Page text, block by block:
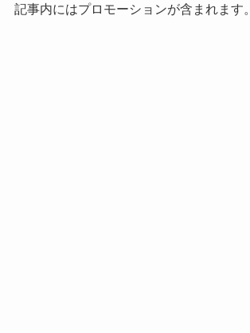
記事内にはプロモーションが含まれます。